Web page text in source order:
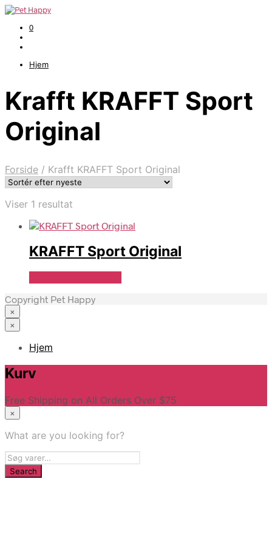
0
Hjem
Krafft KRAFFT Sport
Original
Forside / Krafft KRAFFT Sport Original
Viser 1 resultat
KRAFFT Sport Original
Copyright Pet Happy
×
×
Hjem
Kurv
Free Shipping on All Orders Over $75
×
What are you looking for?